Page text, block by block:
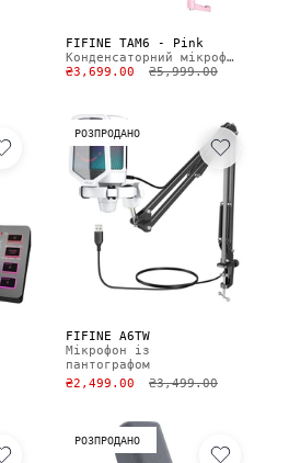
FIFINE TAM6 - Pink
Конденсаторний мікрофон
₴3,699.00
₴5,999.00
РОЗПРОДАНО
FIFINE A6TW
Мікрофон із
пантографом
₴2,499.00
₴3,499.00
РОЗПРОДАНО